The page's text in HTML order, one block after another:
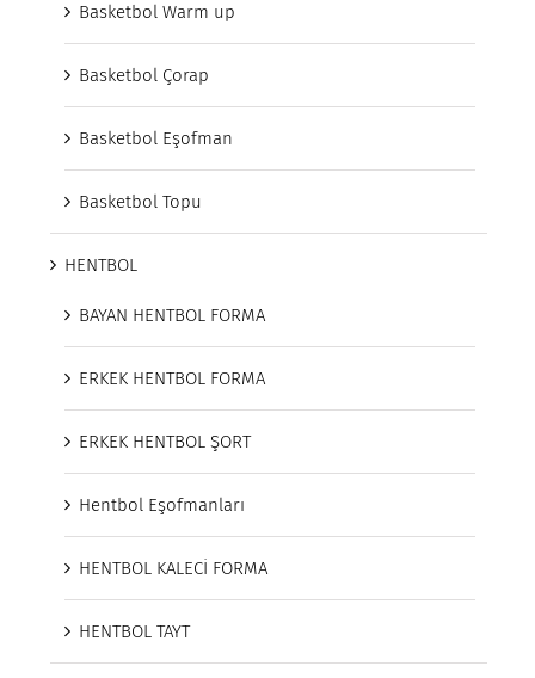
Basketbol Warm up
Basketbol Çorap
Basketbol Eşofman
Basketbol Topu
HENTBOL
BAYAN HENTBOL FORMA
ERKEK HENTBOL FORMA
ERKEK HENTBOL ŞORT
Hentbol Eşofmanları
HENTBOL KALECİ FORMA
HENTBOL TAYT